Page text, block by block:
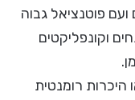
ועם פוטנציאל גבוה
וקונפליקטים
או היכרות רומנטית